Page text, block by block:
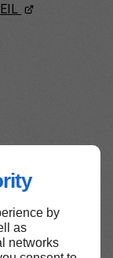
by
as
networks